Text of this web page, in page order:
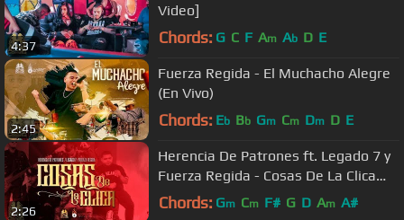
4:37
Video]
Chords: G C F Am Ab D E
2:45
Fuerza Regida - El Muchacho Alegre
(En Vivo)
Chords: Eb Bb Gm Cm Dm D E
2:26
Herencia De Patrones ft. Legado 7 y
Fuerza Regida - Cosas De La Clica
(En Vivo)
Chords: Gm Cm F# G D Am A#